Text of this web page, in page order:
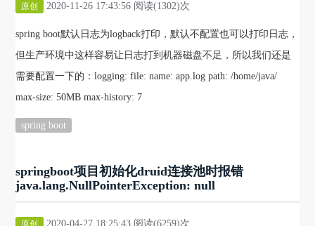
原创 2020-11-26 17:43:56 阅读(1302)次
spring boot默认日志为logback打印，默认不配置也可以打印日志，
但生产环境中这样容易让日志打到机器磁盘不足，所以我们还是
需要配置一下的：logging: file: name: app.log path: /home/java/
max-size: 50MB max-history: 7
spring boot
springboot项目初始化druid连接池时报错
java.lang.NullPointerException: null
原创 2020-04-27 18:25:43 阅读(6259)次